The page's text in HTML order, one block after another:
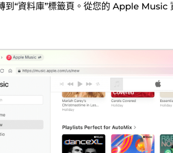
“資料庫”標籤頁。從您的 Apple Music